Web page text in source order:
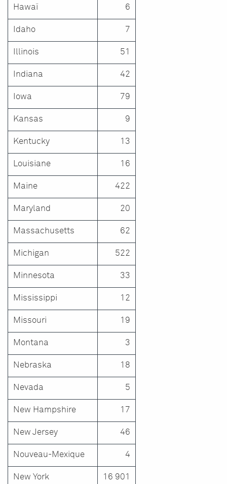
Hawaï 6
Idaho 7
Illinois 51
Indiana 42
Iowa 79
Kansas 9
Kentucky 13
Louisiane 16
Maine 422
Maryland 20
Massachusetts 62
Michigan 522
Minnesota 33
Mississippi 12
Missouri 19
Montana 3
Nebraska 18
Nevada 5
New Hampshire 17
New Jersey 46
Nouveau-Mexique 4
New York 16 901